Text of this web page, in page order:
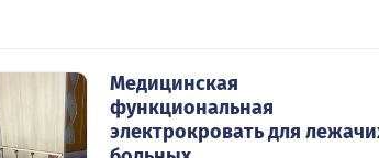
Медицинская
функциональная
электрокровать для